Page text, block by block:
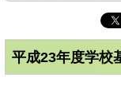
平成23年度学校